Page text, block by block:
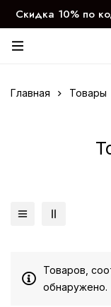
Скидка 10% по
Главная Товары
Товаров,
обнаружено.